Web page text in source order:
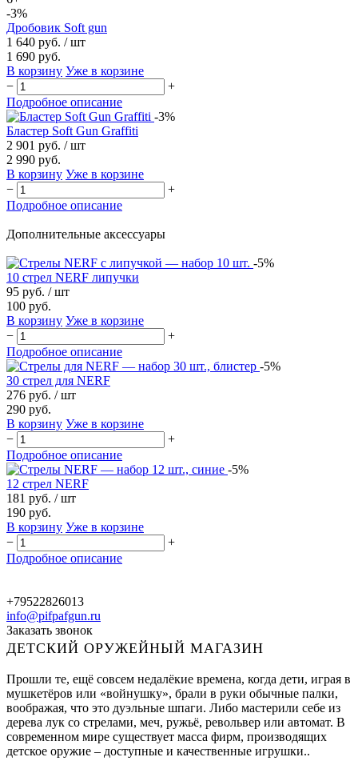
-3%
Дробовик Soft gun
1 640 руб. / шт
1 690 руб.
В корзину Уже в корзине
−
+
Подробное описание
-3%
Бластер Soft Gun Graffiti
2 901 руб. / шт
2 990 руб.
В корзину Уже в корзине
−
+
Подробное описание
Дополнительные аксессуары
-5%
10 стрел NERF липучки
95 руб. / шт
100 руб.
В корзину Уже в корзине
−
+
Подробное описание
-5%
30 стрел для NERF
276 руб. / шт
290 руб.
В корзину Уже в корзине
−
+
Подробное описание
-5%
12 стрел NERF
181 руб. / шт
190 руб.
В корзину Уже в корзине
−
+
Подробное описание
+79522826013
info@pifpafgun.ru
Заказать звонок
ДЕТСКИЙ ОРУЖЕЙНЫЙ МАГАЗИН
Прошли те, ещё совсем недалёкие времена, когда дети, играя в
мушкетёров или «войнушку», брали в руки обычные палки,
воображая, что это дуэльные шпаги. Либо мастерили себе из
дерева лук со стрелами, меч, ружьё, револьвер или автомат. В
современном мире существует масса фирм, производящих
детское оружие – доступные и качественные игрушки..